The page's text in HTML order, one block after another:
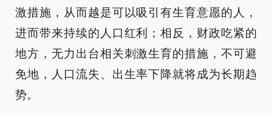
激措施，从而越是可以吸引有生育意愿的人，
进而带来持续的人口红利；相反，财政吃紧的
地方，无力出台相关刺激生育的措施，不可避
免地，人口流失、出生率下降就将成为长期趋
势。